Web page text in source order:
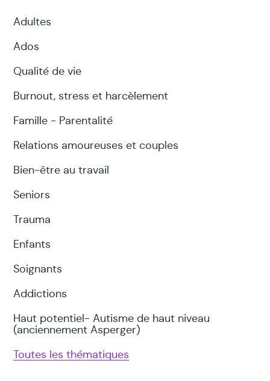
Adultes
Ados
Qualité de vie
Burnout, stress et harcèlement
Famille - Parentalité
Relations amoureuses et couples
Bien-être au travail
Seniors
Trauma
Enfants
Soignants
Addictions
Haut potentiel- Autisme de haut niveau
(anciennement Asperger)
Toutes les thématiques